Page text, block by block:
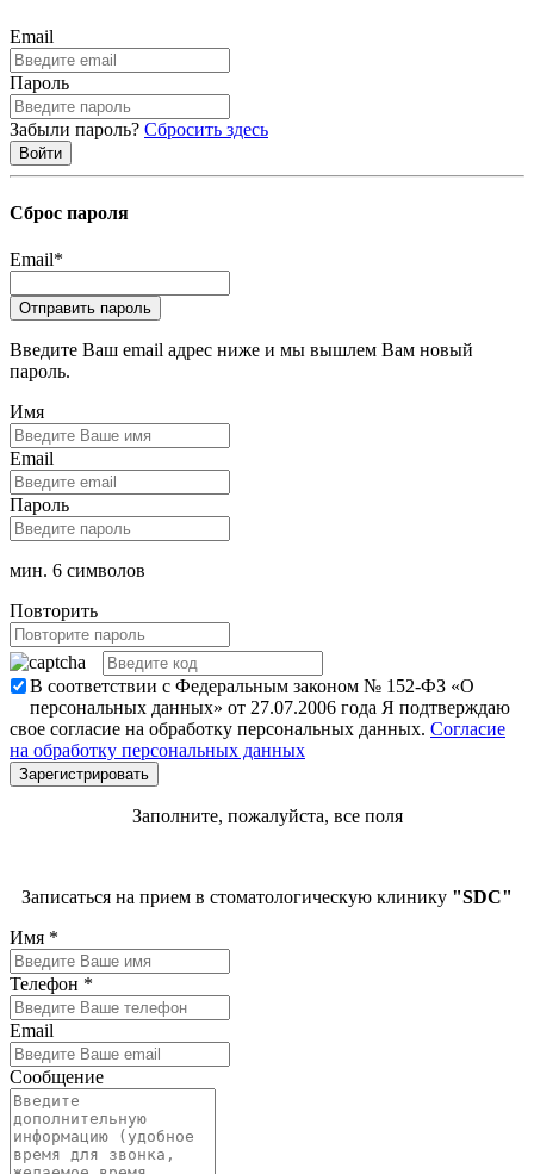
Email
Пароль
Забыли пароль? Сбросить здесь
Сброс пароля
Email*
Введите Ваш email адрес ниже и мы вышлем Вам новый
пароль.
Имя
Email
Пароль
мин. 6 символов
Повторить
В соответствии с Федеральным законом № 152-ФЗ «О
персональных данных» от 27.07.2006 года Я подтверждаю
свое согласие на обработку персональных данных. Согласие
на обработку персональных данных
Заполните, пожалуйста, все поля
Записаться на прием в стоматологическую клинику "SDC"
Имя *
Телефон *
Email
Сообщение